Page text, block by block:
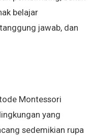
belajar
jawab, dan
Montessori
yang
sedemikian rupa